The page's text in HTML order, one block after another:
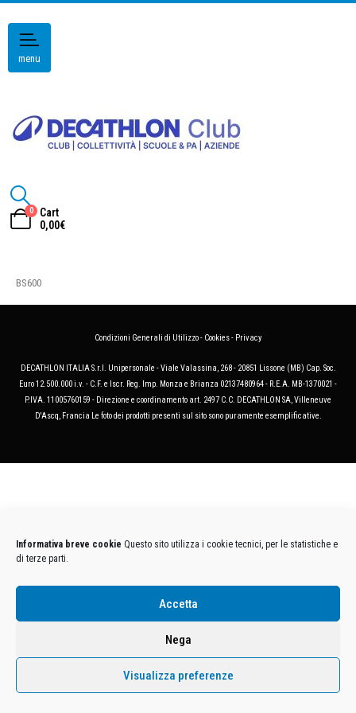
Informativa breve cookie Questo sito utilizza i cookie tecnici, per le statistiche e
di terze parti.
Accetta
Nega
Visualizza preferenze
menu
0
Cart
0,00€
BS600
Condizioni Generali di Utilizzo- Cookies- Privacy
DECATHLON ITALIA S.r.l. Unipersonale - Viale Valassina, 268 - 20851 Lissone (MB) Cap. Soc.
Euro 12.500.000 i.v. - C.F. e Iscr. Reg. Imp. Monza e Brianza 02137480964 - R.E.A. MB-1370021 -
P.IVA. 11005760159 - Direzione e coordinamento art. 2497 C.C. DECATHLON SA, Villeneuve
D'Ascq, Francia Le foto dei prodotti presenti sul sito sono puramente esemplificative.